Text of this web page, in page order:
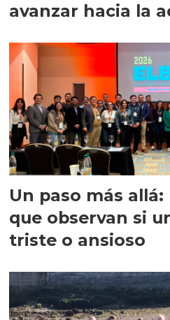
avanzar hacia la
Un paso más
que observan si
triste o ansioso